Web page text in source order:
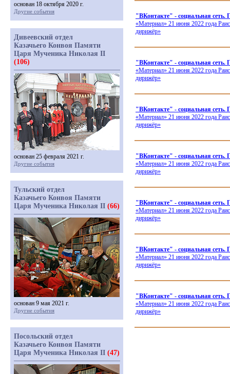
"ВКонтакте" - социальная
«Материал» 21 июня 2022 года
дирижёр»
"ВКонтакте" - социальная
«Материал» 21 июня 2022 года
дирижёр»
"ВКонтакте" - социальная сеть.
«Материал» 21 июня 2022 года
дирижёр»
"ВКонтакте" - социальная сеть.
«Материал» 21 июня 2022 года
дирижёр»
"ВКонтакте" - социальная
«Материал» 21 июня 2022 года
дирижёр»
"ВКонтакте" - социальная сеть.
«Материал» 21 июня 2022 года
дирижёр»
"ВКонтакте" - социальная
«Материал» 21 июня 2022 года
дирижёр»
основан 18 октября 2020 г.
Другие события
Дивеевский отдел
Казачьего Конвоя Памяти
Царя Мученика Николая II
(106)
основан 25 февраля 2021 г.
Другие события
Тульский отдел
Казачьего Конвоя Памяти
Царя Мученика Николая II (66)
основан 9 мая 2021 г.
Другие события
Посольский отдел
Казачьего Конвоя Памяти
Царя Мученика Николая II (47)